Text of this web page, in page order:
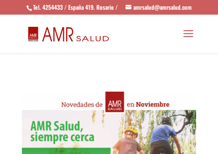
Tel. 4254433 / España 419. Rosario / amrsalud@amrsalud.com